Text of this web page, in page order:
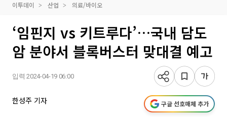
이투데이 산업 의료/바이오
‘임핀지 vs 키트루다’…국내 담도
암 분야서 블록버스터 맞대결 예고
입력 2024-04-19 06:00
한성주 기자 구글 선호매체 추가